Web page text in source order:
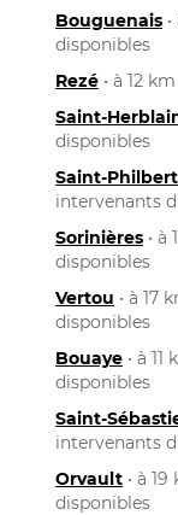
Bouguenais
disponibles
Rezé • à 12
Saint-
disponibles
Saint-
intervenants
Sorinières • à
disponibles
Vertou • à 17
disponibles
Bouaye • à
disponibles
Saint-
intervenants
Orvault • à
disponibles